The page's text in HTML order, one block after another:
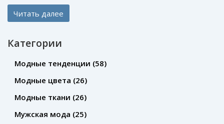
обувь не только защищает от холода, но и
обеспечивает устойчивость на скользких поверхностях.
подошвы, дизайн подошвы и наличие специальных
вставок. Рассмотрим, как выбрать обувь, которая не
безопасность.
Читать далее
Категории
Модные тенденции (58)
Модные цвета (26)
Модные ткани (26)
Мужская мода (25)